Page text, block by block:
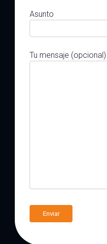
Asunto
Tu mensaje (opcional)